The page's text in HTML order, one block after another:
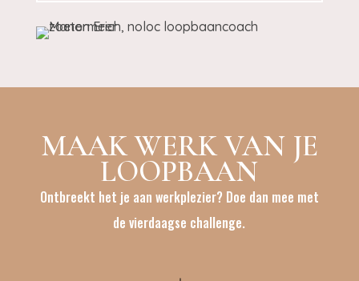
MAAK WERK VAN JE
LOOPBAAN
Ontbreekt het je aan werkplezier? Doe dan mee met
de vierdaagse challenge.